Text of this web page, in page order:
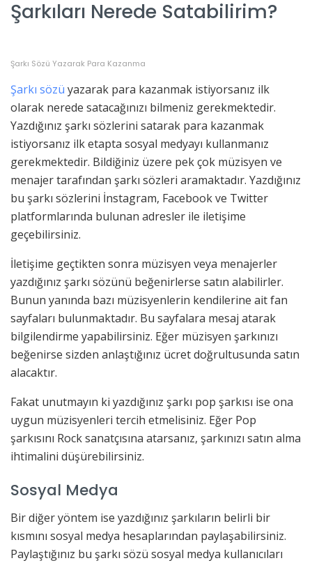
Şarkıları Nerede Satabilirim?
Şarkı Sözü Yazarak Para Kazanma
Şarkı sözü yazarak para kazanmak istiyorsanız ilk
olarak nerede satacağınızı bilmeniz gerekmektedir.
Yazdığınız şarkı sözlerini satarak para kazanmak
istiyorsanız ilk etapta sosyal medyayı kullanmanız
gerekmektedir. Bildiğiniz üzere pek çok müzisyen ve
menajer tarafından şarkı sözleri aramaktadır. Yazdığınız
bu şarkı sözlerini İnstagram, Facebook ve Twitter
platformlarında bulunan adresler ile iletişime
geçebilirsiniz.
İletişime geçtikten sonra müzisyen veya menajerler
yazdığınız şarkı sözünü beğenirlerse satın alabilirler.
Bunun yanında bazı müzisyenlerin kendilerine ait fan
sayfaları bulunmaktadır. Bu sayfalara mesaj atarak
bilgilendirme yapabilirsiniz. Eğer müzisyen şarkınızı
beğenirse sizden anlaştığınız ücret doğrultusunda satın
alacaktır.
Fakat unutmayın ki yazdığınız şarkı pop şarkısı ise ona
uygun müzisyenleri tercih etmelisiniz. Eğer Pop
şarkısını Rock sanatçısına atarsanız, şarkınızı satın alma
ihtimalini düşürebilirsiniz.
Sosyal Medya
Bir diğer yöntem ise yazdığınız şarkıların belirli bir
kısmını sosyal medya hesaplarından paylaşabilirsiniz.
Paylaştığınız bu şarkı sözü sosyal medya kullanıcıları